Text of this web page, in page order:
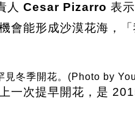
人 Cesar Pizarro 表
能形成沙漠花海，「
見冬季開花。(Photo by
上一次提早開花，是